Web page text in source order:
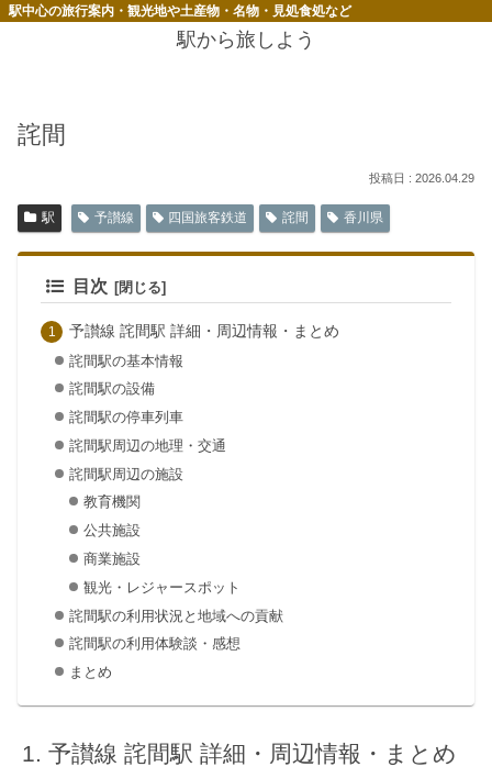
駅中心の旅行案内・観光地や土産物・名物・見処食処など
駅から旅しよう
詫間
2026.04.29
駅 予讃線 四国旅客鉄道 詫間 香川県
目次
予讃線 詫間駅 詳細・周辺情報・まとめ
詫間駅の基本情報
詫間駅の設備
詫間駅の停車列車
詫間駅周辺の地理・交通
詫間駅周辺の施設
教育機関
公共施設
商業施設
観光・レジャースポット
詫間駅の利用状況と地域への貢献
詫間駅の利用体験談・感想
まとめ
予讃線 詫間駅 詳細・周辺情報・まとめ